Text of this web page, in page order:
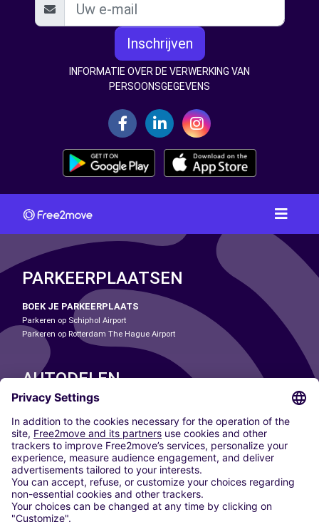
Inschrijven
INFORMATIE OVER DE VERWERKING VAN
PERSOONSGEGEVENS
PARKEERPLAATSEN
BOEK JE PARKEERPLAATS
Parkeren op Schiphol Airport
Parkeren op Rotterdam The Hague Airport
AUTODELEN
ONZE STEDEN
Paris
Madrid
Washington DC
Milaan
Rome
Turijn
Wenen
Berlijn